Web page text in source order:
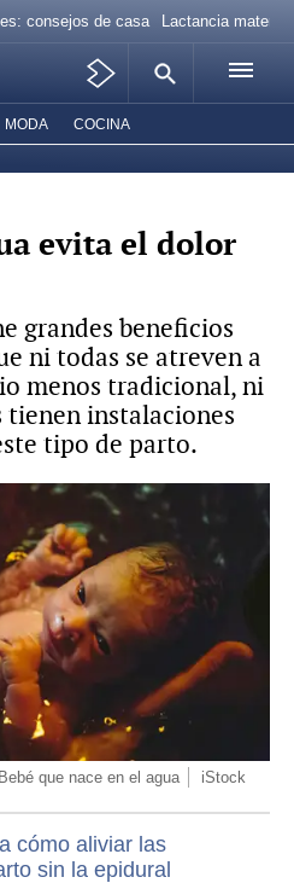
consejos de casa Lactancia materna
MODA COCINA
evita el dolor
grandes beneficios
ni todas se atreven a
menos tradicional, ni
instalaciones
tipo de parto.
Bebé que nace en el agua iStock
cómo aliviar las
sin la epidural